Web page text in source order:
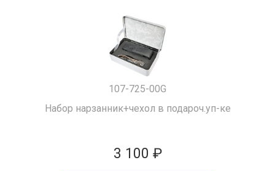
107-725-00G
Набор нарзанник+чехол в подароч.уп-ке
3 100 ₽